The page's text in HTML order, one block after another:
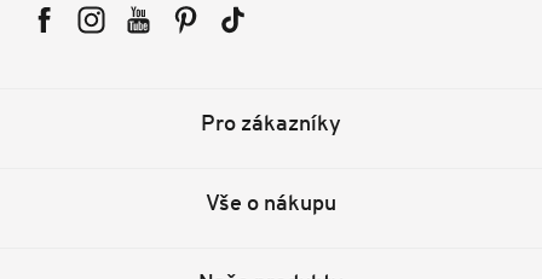
Pro zákazníky
Vše o nákupu